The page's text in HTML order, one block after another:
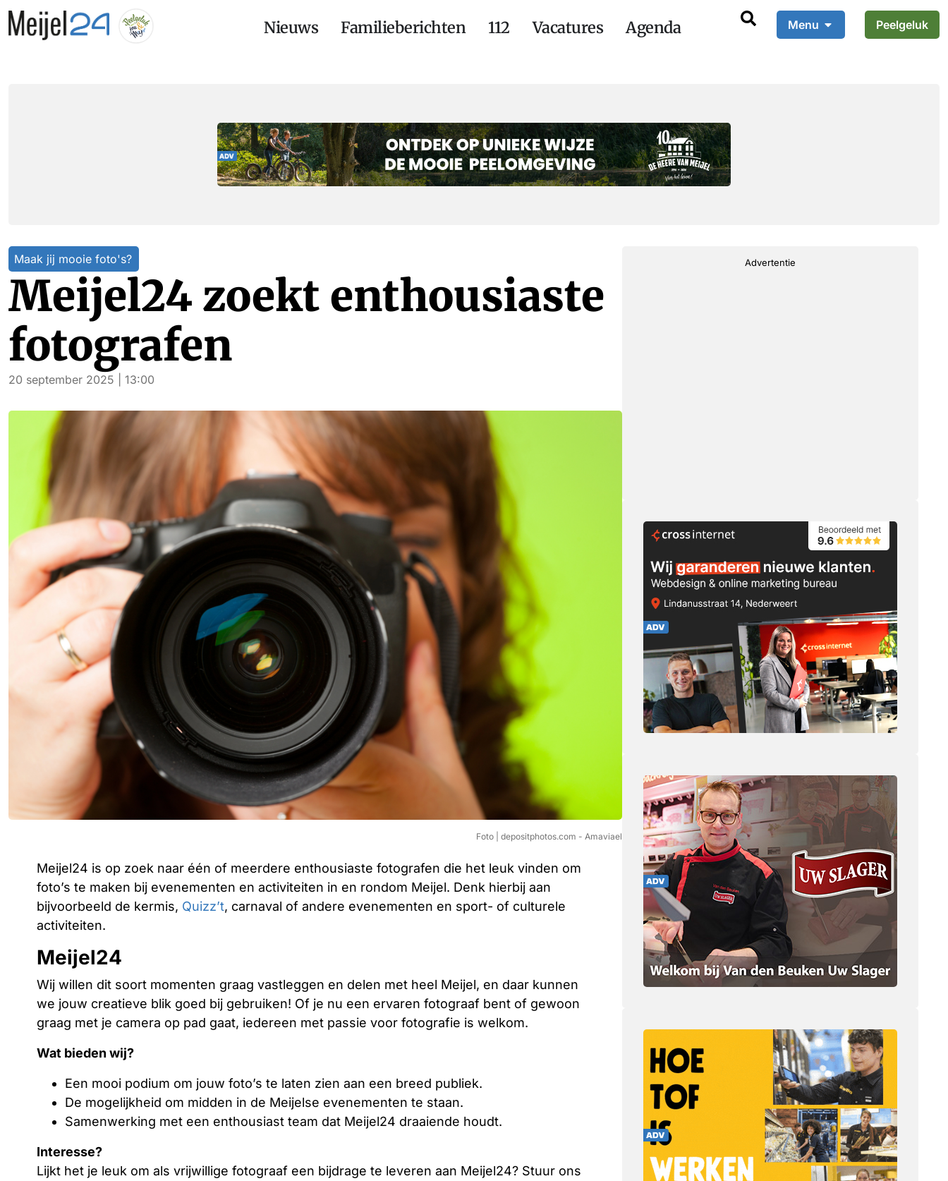
Nieuws Familieberichten 112 Vacatures Agenda Menu Peelgeluk
Maak jij mooie foto's?
Meijel24 zoekt enthousiaste
fotografen
20 september 2025 | 13:00
Foto | depositphotos.com - Amaviael
Meijel24 is op zoek naar één of meerdere enthousiaste fotografen die het leuk vinden om
foto’s te maken bij evenementen en activiteiten in en rondom Meijel. Denk hierbij aan
bijvoorbeeld de kermis, Quizz’t, carnaval of andere evenementen en sport- of culturele
activiteiten.
Meijel24
Wij willen dit soort momenten graag vastleggen en delen met heel Meijel, en daar kunnen
we jouw creatieve blik goed bij gebruiken! Of je nu een ervaren fotograaf bent of gewoon
graag met je camera op pad gaat, iedereen met passie voor fotografie is welkom.
Wat bieden wij?
Een mooi podium om jouw foto’s te laten zien aan een breed publiek.
De mogelijkheid om midden in de Meijelse evenementen te staan.
Samenwerking met een enthousiast team dat Meijel24 draaiende houdt.
Interesse?
Lijkt het je leuk om als vrijwillige fotograaf een bijdrage te leveren aan Meijel24? Stuur ons
Advertentie